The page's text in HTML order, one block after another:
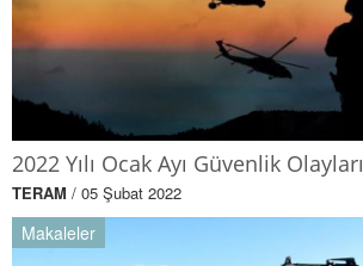
2022 Yılı Ocak Ayı Güvenlik Olayları
TERAM / 05 Şubat 2022
Makaleler